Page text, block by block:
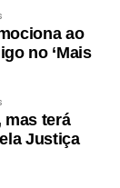
ao
no ‘Mais
mas terá
Justiça